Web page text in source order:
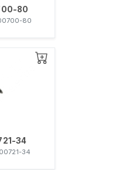
80
80
34
34